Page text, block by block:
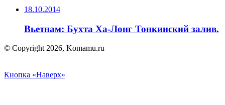
18.10.2014
Вьетнам: Бухта Ха-Лонг Тонкинский залив.
© Copyright 2026, Komamu.ru
Кнопка «Наверх»